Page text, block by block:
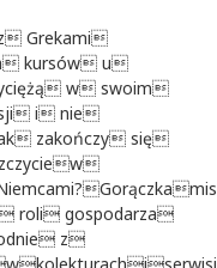
Grekami
kursów u
w swoim
i nie
zakończy się
roli gospodarza
z